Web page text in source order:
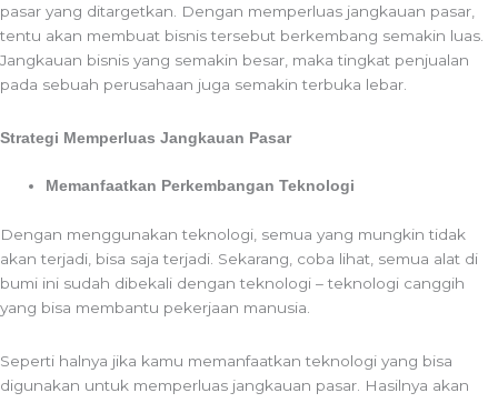
pasar yang ditargetkan. Dengan memperluas jangkauan pasar,
tentu akan membuat bisnis tersebut berkembang semakin luas.
Jangkauan bisnis yang semakin besar, maka tingkat penjualan
pada sebuah perusahaan juga semakin terbuka lebar.
Strategi Memperluas Jangkauan Pasar
Memanfaatkan Perkembangan Teknologi
Dengan menggunakan teknologi, semua yang mungkin tidak
akan terjadi, bisa saja terjadi. Sekarang, coba lihat, semua alat di
bumi ini sudah dibekali dengan teknologi – teknologi canggih
yang bisa membantu pekerjaan manusia.
Seperti halnya jika kamu memanfaatkan teknologi yang bisa
digunakan untuk memperluas jangkauan pasar. Hasilnya akan